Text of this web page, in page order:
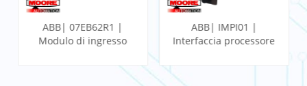
ABB| 07EB62R1 |
Modulo di ingresso
ABB| IMPI01 |
Interfaccia processore